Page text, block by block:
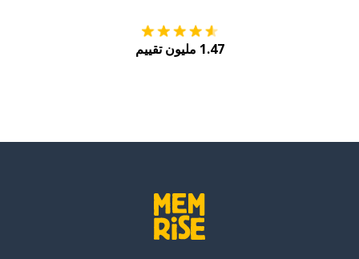
1.47 مليون تقييم